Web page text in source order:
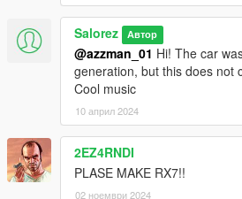
Salorez Автор
@azzman_01 Hi! The car
generation, but this does not
Cool music
10 април 2024
2EZ4RNDI
PLASE MAKE RX7!!
02 ноември 2024